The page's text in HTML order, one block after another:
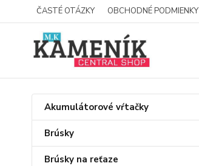
ČASTÉ OTÁZKY OBCHODNÉ PODMIENKY
Akumulátorové vŕtačky
Brúsky
Brúsky na reťaze